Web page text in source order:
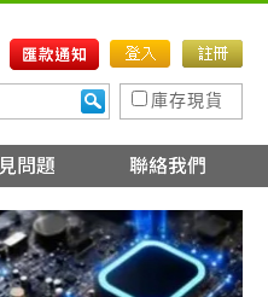
庫存現貨